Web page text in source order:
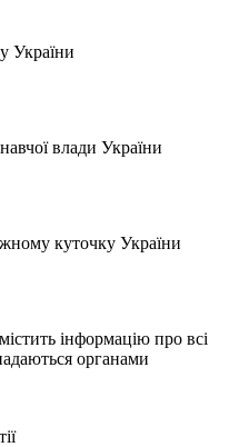
України
влади України
куточку України
інформацію про всі
органами